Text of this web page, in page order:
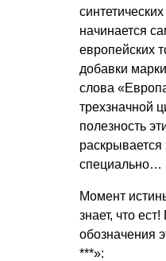
начинается
европейских
добавки
слова
трехзначной
полезность
специально…
Момент
знает, что
обозначения
***»: